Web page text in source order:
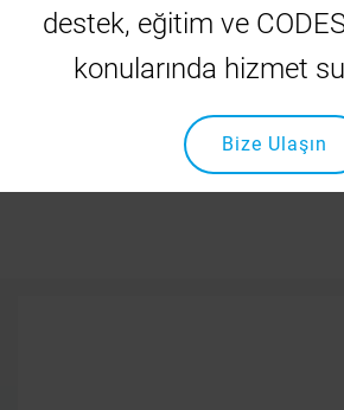
CS700 -
Açık çevrim, üç faz, 400 VAC, 5.5-90
INOVANCE
Endüstriye Özel Ürünler
CS700 -
destek, eğitim ve
konularında hizmet
Bize Ulaşın